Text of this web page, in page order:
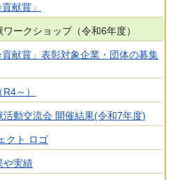
献賞」
ークショップ（令和6年度）
献賞」表彰対象企業・団体の募集
～）
動交流会 開催結果(令和7年度)
クト ロゴ
や実績